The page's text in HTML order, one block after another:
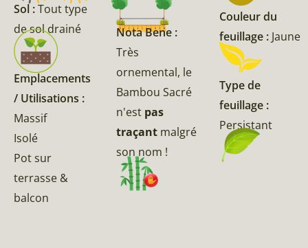
Sol :Tout type
de sol drainé
Emplacements
/ Utilisations :
Massif
Isolé
Pot sur
terrasse &
balcon
Nota Bene :
Très
ornemental, le
Bambou Sacré
n'est pas
traçant malgré
son nom !
Couleur du
feuillage : Jaune
Type de
feuillage :
Persistant